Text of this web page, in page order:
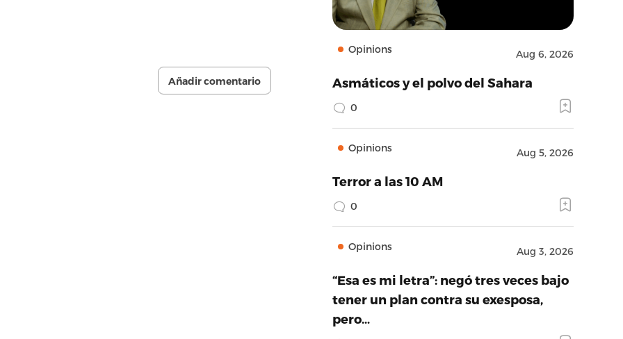
Añadir comentario
Opinions Aug 6, 2026
Asmáticos y el polvo del Sahara
0
Opinions Aug 5, 2026
Terror a las 10 AM
0
Opinions Aug 3, 2026
“Esa es mi letra”: negó tres veces bajo
tener un plan contra su exesposa,
pero…